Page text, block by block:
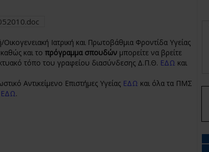
Ιατρική και Πρωτοβάθμια Φροντίδα Υγείας
και το πρόγραμμα σπουδών μπορείτε να βρείτε
τόπο του γραφείου διασύνδεσης Δ.Π.Θ. ΕΔΩ και
Αντικείμενο Επιστήμες Υγείας ΕΔΩ και όλα τα ΠΜΣ
ΕΔΩ.